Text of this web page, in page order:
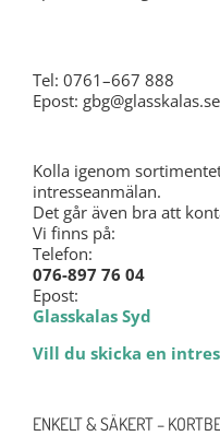
Tel: 0761–667 888
Epost: gbg@glasskalas.se
Kolla igenom
intresseanmälan.
Det går även bra att
Vi finns på:
Telefon:
076-897 76 04
Epost:
Glasskalas Syd
Vill du skicka en
ENKELT & SÄKERT –